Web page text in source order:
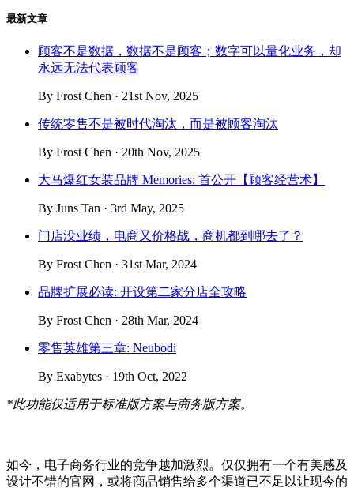
最新文章
顾客不是数据，数据不是顾客；数字可以量化业务，却
永远无法代表顾客
By Frost Chen · 21st Nov, 2025
传统零售不是被时代淘汰，而是被顾客淘汰
By Frost Chen · 20th Nov, 2025
大马爆红女装品牌 Memories: 首公开【顾客经营术】
By Juns Tan · 3rd May, 2025
门店没业绩，电商又价格战，商机都到哪去了？
By Frost Chen · 31st Mar, 2024
品牌扩展必读: 开设第二家分店全攻略
By Frost Chen · 28th Mar, 2024
零售英雄第三章: Neubodi
By Exabytes · 19th Oct, 2022
*此功能仅适用于标准版方案与商务版方案。
如今，电子商务行业的竞争越加激烈。仅仅拥有一个有美感及
设计不错的官网，或将商品销售给多个渠道已不足以让现今的